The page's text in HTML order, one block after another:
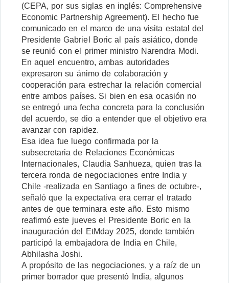
(CEPA, por sus siglas en inglés: Comprehensive
Economic Partnership Agreement). El hecho fue
comunicado en el marco de una visita estatal del
Presidente Gabriel Boric al país asiático, donde
se reunió con el primer ministro Narendra Modi.
En aquel encuentro, ambas autoridades
expresaron su ánimo de colaboración y
cooperación para estrechar la relación comercial
entre ambos países. Si bien en esa ocasión no
se entregó una fecha concreta para la conclusión
del acuerdo, se dio a entender que el objetivo era
avanzar con rapidez.
Esa idea fue luego confirmada por la
subsecretaria de Relaciones Económicas
Internacionales, Claudia Sanhueza, quien tras la
tercera ronda de negociaciones entre India y
Chile -realizada en Santiago a fines de octubre-,
señaló que la expectativa era cerrar el tratado
antes de que terminara este año. Esto mismo
reafirmó este jueves el Presidente Boric en la
inauguración del EtMday 2025, donde también
participó la embajadora de India en Chile,
Abhilasha Joshi.
A propósito de las negociaciones, y a raíz de un
primer borrador que presentó India, algunos